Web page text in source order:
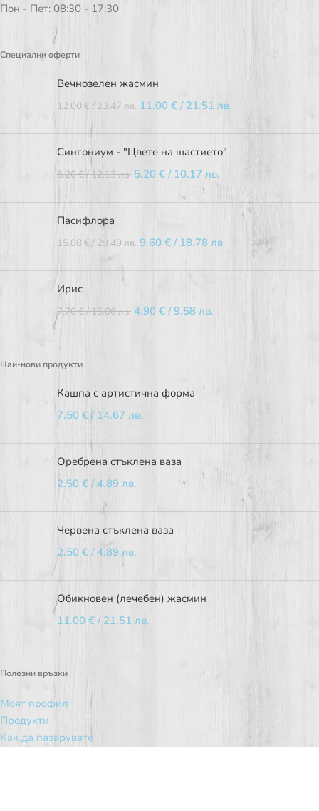
Пон - Пет: 08:30 - 17:30
Специални оферти
Вечнозелен жасмин
12.00€/ 23.47 лв. 11.00 € / 21.51 лв.
Сингониум - "Цвете на щастието"
6.20€/ 12.13 лв. 5.20 € / 10.17 лв.
Пасифлора
15.08€/ 29.49 лв. 9.60 € / 18.78 лв.
Ирис
7.70€/ 15.06 лв. 4.90 € / 9.58 лв.
Най-нови продукти
Кашпа с артистична форма
7.50 € / 14.67 лв.
Оребрена стъклена ваза
2.50 € / 4.89 лв.
Червена стъклена ваза
2.50 € / 4.89 лв.
Обикновен (лечебен) жасмин
11.00 € / 21.51 лв.
Полезни връзки
Моят профил
Продукти
Как да пазарувате